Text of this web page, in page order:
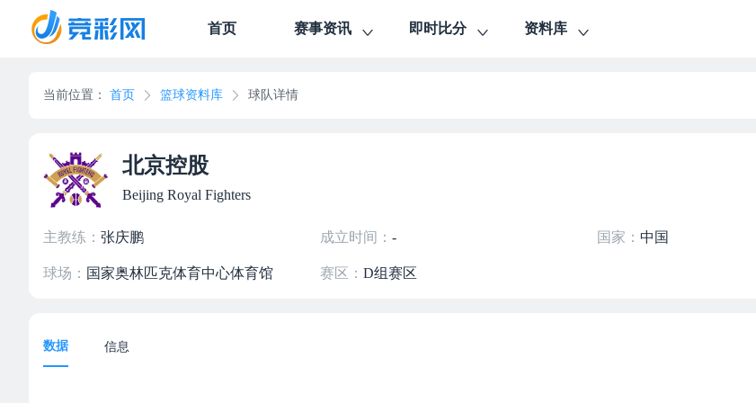
首页 赛事资讯 即时比分 资料库
当前位置： 首页 篮球资料库 球队详情
北京控股
Beijing Royal Fighters
主教练： 张庆鹏 成立时间： - 国家： 中国
球场： 国家奥林匹克体育中心体育馆 赛区： D组赛区
数据 信息